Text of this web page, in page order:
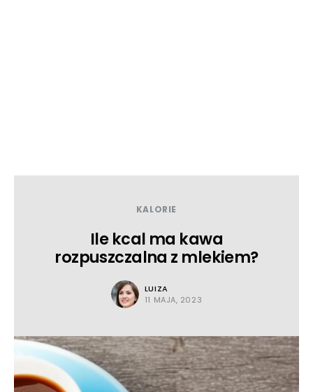
KALORIE
Ile kcal ma kawa
rozpuszczalna z mlekiem?
LUIZA
11 MAJA, 2023